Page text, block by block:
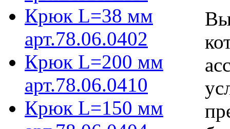
Крюк L=38 мм
арт.78.06.0402
Крюк L=200 мм
арт.78.06.0410
Крюк L=150 мм